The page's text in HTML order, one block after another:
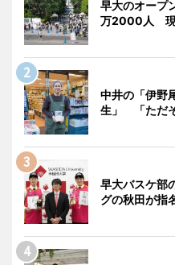
早大のオープ
万2000人 現
中井の「伊野
生」 「ただ
早大バスケ部
グの秋田が指